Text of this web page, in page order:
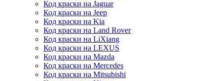
Код краски на Jaguar
Код краски на Jeep
Код краски на Kia
Код краски на Land Rover
Код краски на LiXiang
Код краски на LEXUS
Код краски на Mazda
Код краски на Mercedes
Код краски на Mitsubishi